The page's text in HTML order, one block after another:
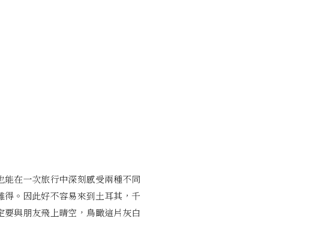
在一次旅行中深刻感受兩種不同
。因此好不容易來到土耳其，千
與朋友飛上晴空，鳥瞰這片灰白